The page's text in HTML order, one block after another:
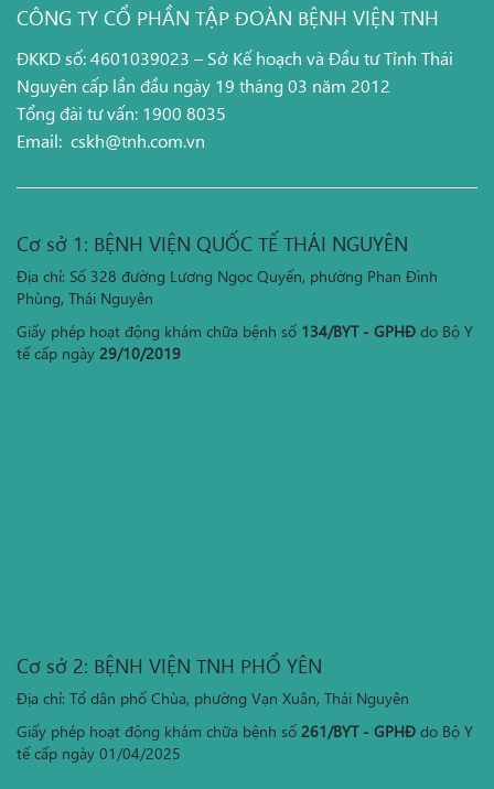
CÔNG TY CỔ PHẦN TẬP ĐOÀN BỆNH VIỆN TNH
ĐKKD số: 4601039023 – Sở Kế hoạch và Đầu tư Tỉnh Thái
Nguyên cấp lần đầu ngày 19 tháng 03 năm 2012
Tổng đài tư vấn: 1900 8035
Email: cskh@tnh.com.vn
Cơ sở 1: BỆNH VIỆN QUỐC TẾ THÁI NGUYÊN
Địa chỉ: Số 328 đường Lương Ngọc Quyến, phường Phan Đình
Phùng, Thái Nguyên
Giấy phép hoạt động khám chữa bệnh số 134/BYT - GPHĐ do Bộ Y
tế cấp ngày 29/10/2019
Cơ sở 2: BỆNH VIỆN TNH PHỔ YÊN
Địa chỉ: Tổ dân phố Chùa, phường Vạn Xuân, Thái Nguyên
Giấy phép hoạt động khám chữa bệnh số 261/BYT - GPHĐ do Bộ Y
tế cấp ngày 01/04/2025